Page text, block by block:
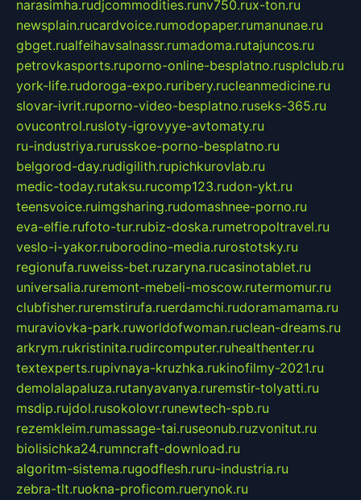
narasimha.rudjcommodities.runv750.rux-ton.ru
newsplain.rucardvoice.rumodopaper.rumanunae.ru
gbget.rualfeihavsalnassr.rumadoma.rutajuncos.ru
petrovkasports.ruporno-online-besplatno.rusplclub.ru
york-life.rudoroga-expo.ruribery.rucleanmedicine.ru
slovar-ivrit.ruporno-video-besplatno.ruseks-365.ru
ovucontrol.rusloty-igrovyye-avtomaty.ru
ru-industriya.rurusskoe-porno-besplatno.ru
belgorod-day.rudigilith.rupichkurovlab.ru
medic-today.rutaksu.rucomp123.rudon-ykt.ru
teensvoice.ruimgsharing.rudomashnee-porno.ru
eva-elfie.rufoto-tur.rubiz-doska.rumetropoltravel.ru
veslo-i-yakor.ruborodino-media.rurostotsky.ru
regionufa.ruweiss-bet.ruzaryna.rucasinotablet.ru
universalia.ruremont-mebeli-moscow.rutermomur.ru
clubfisher.ruremstirufa.ruerdamchi.rudoramamama.ru
muraviovka-park.ruworldofwoman.ruclean-dreams.ru
arkrym.rukristinita.rudircomputer.ruhealthenter.ru
textexperts.rupivnaya-kruzhka.rukinofilmy-2021.ru
demolalapaluza.rutanyavanya.ruremstir-tolyatti.ru
msdip.rujdol.rusokolovr.runewtech-spb.ru
rezemkleim.rumassage-tai.ruseonub.ruzvonitut.ru
biolisichka24.rumncraft-download.ru
algoritm-sistema.rugodflesh.ruru-industria.ru
zebra-tlt.ruokna-proficom.ruerynok.ru